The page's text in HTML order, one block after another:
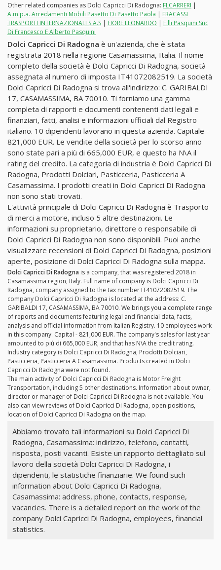
Other related companies as Dolci Capricci Di Radogna: FLCARRERI |
A.m.p.a. Arredamenti Mobili Pasetto Di Pasetto Paola | FRACASSI
TRASPORTI INTERNAZIONALI S.A.S | FIORE LEONARDO | F.lli Pasquini Snc
Di Francesco E Alberto Pasquini
Dolci Capricci Di Radogna è un'azienda, che è stata
registrata 2018 nella regione Casamassima, Italia. Il nome
completo della società è Dolci Capricci Di Radogna, società
assegnata al numero di imposta IT41072082519. La società
Dolci Capricci Di Radogna si trova all'indirizzo: C. GARIBALDI
17, CASAMASSIMA, BA 70010. Ti forniamo una gamma
completa di rapporti e documenti contenenti dati legali e
finanziari, fatti, analisi e informazioni ufficiali dal Registro
italiano. 10 dipendenti lavorano in questa azienda. Capitale -
821,000 EUR. Le vendite della società per lo scorso anno
sono state pari a più di 665,000 EUR, e questo ha N\A il
rating del credito. La categoria di industria è Dolci Capricci Di
Radogna, Prodotti Dolciari, Pasticceria, Pasticceria A
Casamassima. I prodotti creati in Dolci Capricci Di Radogna
non sono stati trovati.
L'attività principale di Dolci Capricci Di Radogna è Trasporto
di merci a motore, incluso 5 altre destinazioni. Le
informazioni su proprietario, direttore o responsabile di
Dolci Capricci Di Radogna non sono disponibili. Puoi anche
visualizzare recensioni di Dolci Capricci Di Radogna, posizioni
aperte, posizione di Dolci Capricci Di Radogna sulla mappa.
Dolci Capricci Di Radogna is a company, that was registered 2018 in
Casamassima region, Italy. Full name of company is Dolci Capricci Di
Radogna, company assigned to the tax number IT41072082519. The
company Dolci Capricci Di Radogna is located at the address: C.
GARIBALDI 17, CASAMASSIMA, BA 70010. We brings you a complete range
of reports and documents featuring legal and financial data, facts,
analysis and official information from Italian Registry. 10 employees work
in this company. Capital - 821,000 EUR. The company's sales for last year
amounted to più di 665,000 EUR, and that has N\A the credit rating.
Industry category is Dolci Capricci Di Radogna, Prodotti Dolciari,
Pasticceria, Pasticceria A Casamassima. Products created in Dolci
Capricci Di Radogna were not found.
The main activity of Dolci Capricci Di Radogna is Motor Freight
Transportation, including 5 other destinations. Information about owner,
director or manager of Dolci Capricci Di Radogna is not available. You
also can view reviews of Dolci Capricci Di Radogna, open positions,
location of Dolci Capricci Di Radogna on the map.
Abbiamo trovato tali informazioni su Dolci Capricci Di
Radogna, Casamassima: indirizzo, telefono, contatti,
risposta, posti vacanti. Esiste un rapporto dettagliato sul
lavoro della società Dolci Capricci Di Radogna, i
dipendenti, le statistiche finanziarie. We found such
information about Dolci Capricci Di Radogna,
Casamassima: address, phone, contacts, response,
vacancies. There is a detailed report on the work of the
company Dolci Capricci Di Radogna, employees, financial
statistics.